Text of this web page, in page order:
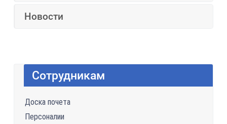
Новости
Сотрудникам
Доска почета
Персоналии